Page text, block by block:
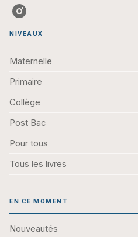
NIVEAUX
Maternelle
Primaire
Collège
Post Bac
Pour tous
Tous les livres
EN CE MOMENT
Nouveautés